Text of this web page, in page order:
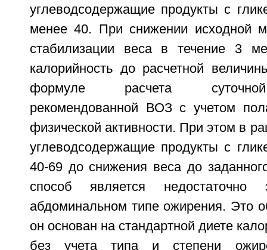
углеводсодержащие продукты с
менее 40. При снижении исходной
стабилизации веса в течение 3
калорийность до расчетной
формуле расчета
рекомендованной ВОЗ с учетом
физической активности. При этом в
углеводсодержащие продукты с
40-69 до снижения веса до
способ является
абдоминальном типе ожирения. Это
он основан на стандартной диете
без учета типа и степени